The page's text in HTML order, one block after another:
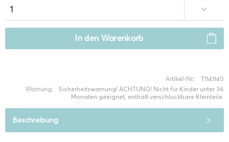
In den Warenkorb
Artikel-Nr.:
T1141140
Warnung:
Sicherheitswarnung! ACHTUNG! Nicht für Kinder unter 36
Monaten geeignet, enthält verschluckbare Kleinteile.
Beschreibung